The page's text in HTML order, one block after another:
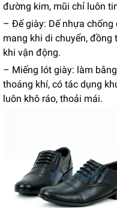
đường kim, mũi chỉ luôn
– Đế giày: Dế nhựa
mang khi di chuyển, đồng
khi vận động.
– Miếng lót giày: làm
thoáng khí, có tác dụng
luôn khô ráo, thoải mái.